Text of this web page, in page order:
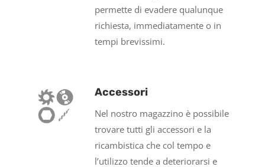
permette di evadere qualunque
richiesta, immediatamente o in
tempi brevissimi.
Accessori
Nel nostro magazzino è possibile
trovare tutti gli accessori e la
ricambistica che col tempo e
l’utilizzo tende a deteriorarsi e